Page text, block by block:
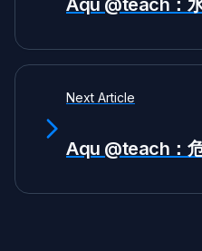
Aqu @teach：
Next Article
Aqu @teach：